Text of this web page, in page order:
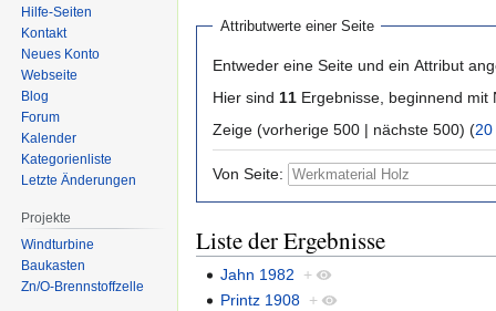
Attributwerte einer Seite
Entweder eine Seite und ein Attribut
Hier sind 11 Ergebnisse, beginnend
Zeige (vorherige 500 | nächste 500) (20
Von Seite:
Liste der Ergebnisse
Jahn 1982
+
Printz 1908 +
Hilfe-Seiten
Kontakt
Neues Konto
Webseite
Blog
Forum
Kalender
Kategorienliste
Letzte Änderungen
Projekte
Windturbine
Baukasten
Zn/O-Brennstoffzelle